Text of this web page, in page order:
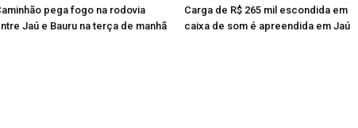
pega fogo na rodovia
Jaú e Bauru na terça de manhã
Carga de R$ 265 mil escondida em
caixa de som é apreendida em Jaú